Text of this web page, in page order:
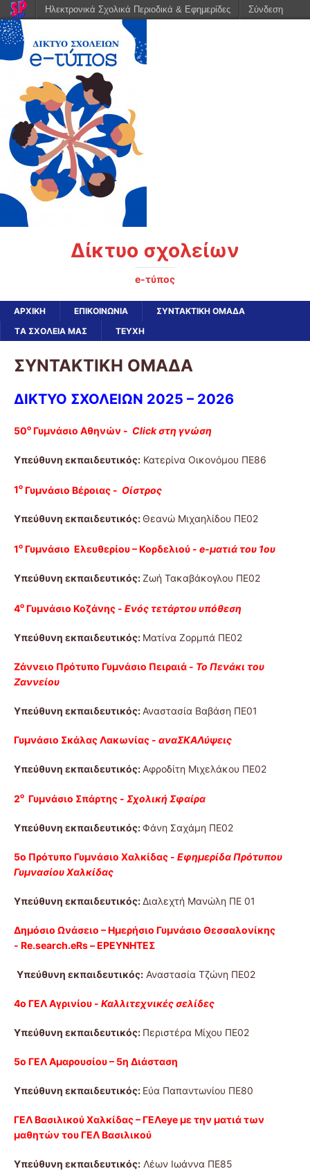
Δίκτυο σχολείων
e-τύπος
ΑΡΧΙΚΗ ΕΠΙΚΟΙΝΩΝΙΑ
ΣΥΝΤΑΚΤΙΚΗ ΟΜΑΔΑ
ΤA ΣΧΟΛΕΙA ΜΑΣ
ΤΕΥΧΗ
ΣΥΝΤΑΚΤΙΚΗ ΟΜΑΔΑ
ΔΙΚΤΥΟ ΣΧΟΛΕΙΩΝ 2025 – 2026
50ο Γυμνάσιο Αθηνών - Click στη γνώση
Υπεύθυνη εκπαιδευτικός: Κατερίνα Οικονόμου ΠΕ86
1ο Γυμνάσιο Βέροιας - Οίστρος
Υπεύθυνη εκπαιδευτικός: Θεανώ Μιχαηλίδου ΠΕ02
1ο Γυμνάσιο Ελευθερίου – Κορδελιού - e-ματιά του 1ου
Υπεύθυνη εκπαιδευτικός:Ζωή Τακαβάκογλου ΠΕ02
4ο Γυμνάσιο Κοζάνης - Ενός τετάρτου υπόθεση
Υπεύθυνη εκπαιδευτικός: Ματίνα Ζορμπά ΠΕ02
Ζάννειο Πρότυπο Γυμνάσιο Πειραιά - Το Πενάκι του
Ζαννείου
Υπεύθυνη εκπαιδευτικός:Αναστασία Βαβάση ΠΕ01
Γυμνάσιο Σκάλας Λακωνίας - αναΣΚΑΛύψεις
Υπεύθυνη εκπαιδευτικός:Αφροδίτη Μιχελάκου ΠΕ02
2ο Γυμνάσιο Σπάρτης - Σχολική Σφαίρα
Υπεύθυνη εκπαιδευτικός:Φάνη Σαχάμη ΠΕ02
5ο Πρότυπο Γυμνάσιο Χαλκίδας - Εφημερίδα Πρότυπου
Γυμνασίου Χαλκίδας
Υπεύθυνη εκπαιδευτικός:Διαλεχτή Μανώλη ΠΕ 01
Δημόσιο Ωνάσειο – Ημερήσιο Γυμνάσιο Θεσσαλονίκης
- Re.search.eRs – ΕΡΕΥΝΗΤΕΣ
Υπεύθυνη εκπαιδευτικός: Αναστασία Τζώνη ΠΕ02
4ο ΓΕΛ Αγρινίου - Καλλιτεχνικές σελίδες
Υπεύθυνη εκπαιδευτικός: Περιστέρα Μίχου ΠΕ02
5ο ΓΕΛ Αμαρουσίου – 5η Διάσταση
Υπεύθυνη εκπαιδευτικός: Εύα Παπαντωνίου ΠΕ80
ΓΕΛ Βασιλικού Χαλκίδας – ΓΕΛeye με την ματιά των
μαθητών του ΓΕΛ Bασιλικού
Υπεύθυνη εκπαιδευτικός: Λέων Ιωάννα ΠΕ85
Ηλεκτρονικά Σχολικά Περιοδικά & Εφημερίδες Σύνδεση